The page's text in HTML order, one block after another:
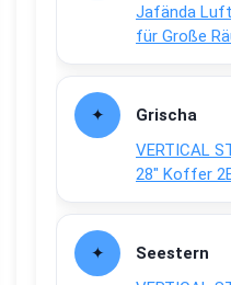
Jafända
für Große
Grischa
VERTICAL
28″ Koffer
Seestern